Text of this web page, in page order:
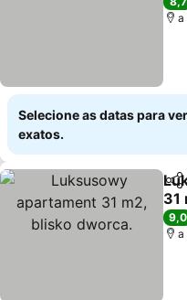
a
Selecione as datas para
exatos.
31
9,0
a